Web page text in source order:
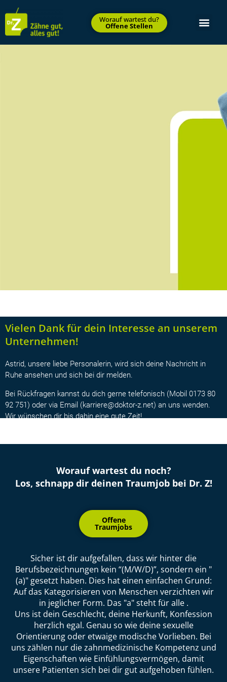
Worauf wartest du?
Offene Stellen
Vielen Dank für dein Interesse an unserem
Unternehmen!
Astrid, unsere liebe Personalerin, wird sich deine Nachricht in
Ruhe ansehen und sich bei dir melden.
Bei Rückfragen kannst du dich gerne telefonisch (Mobil 0173 80
92 751) oder via Email (karriere@doktor-z.net) an uns wenden.
Wir wünschen dir bis dahin eine gute Zeit!
Worauf wartest du noch?
Los, schnapp dir deinen Traumjob bei Dr. Z!
Offene
Traumjobs
Sicher ist dir aufgefallen, dass wir hinter die
Berufsbezeichnungen kein “(M/W/D)”, sondern ein "
(a)" gesetzt haben. Dies hat einen einfachen Grund:
Auf das Kategorisieren von Menschen verzichten wir
in jeglicher Form. Das "a" steht für alle .
Uns ist dein Geschlecht, deine Herkunft, Konfession
herzlich egal. Genau so wie deine sexuelle
Orientierung oder etwaige modische Vorlieben. Bei
uns zählen nur die zahnmedizinische Kompetenz und
Eigenschaften wie Einfühlungsvermögen, damit
unsere Patienten sich bei dir gut aufgehoben fühlen.